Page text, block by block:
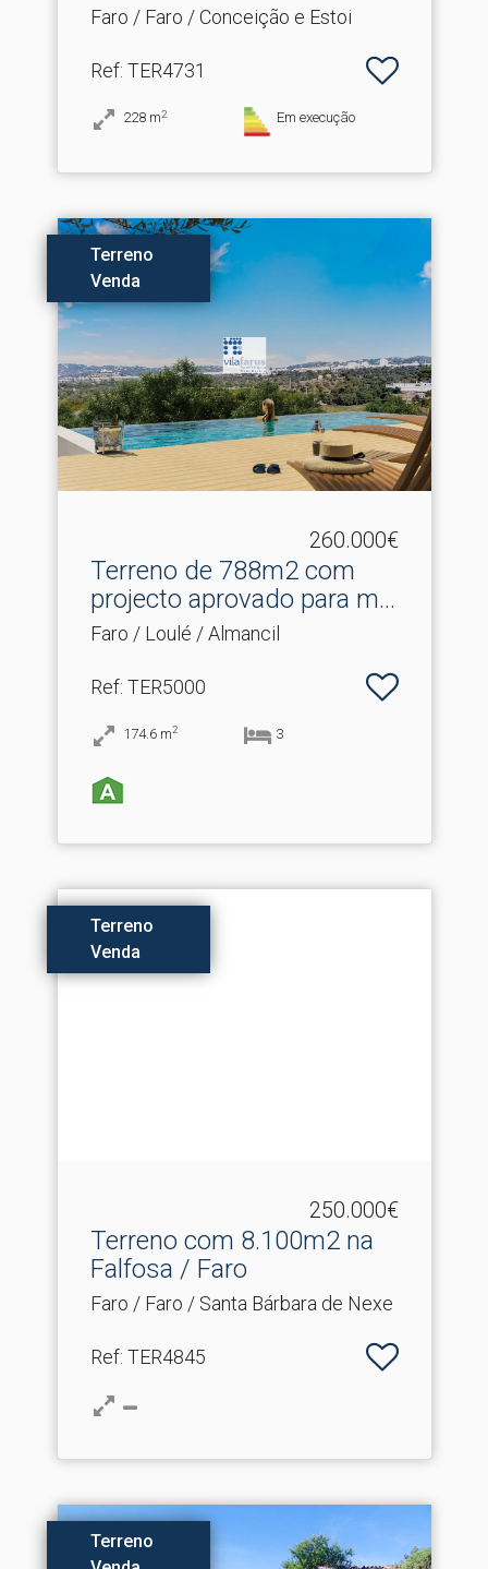
Faro / Faro / Conceição e Estoi
Ref: TER4731
228 m2 Em execução
Terreno
Venda
260.000€
Terreno de 788m2 com
projecto aprovado para m.​..
Faro / Loulé / Almancil
Ref: TER5000
174.6 m2 3
Terreno
Venda
250.000€
Terreno com 8.​100m2 na
Falfosa / Faro
Faro / Faro / Santa Bárbara de Nexe
Ref: TER4845
Terreno